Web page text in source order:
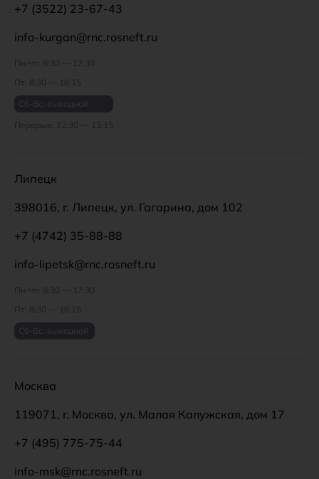
+7 (3522) 23-67-43
info-kurgan@rnc.rosneft.ru
Пн-Чт: 8:30 — 17:30
Пт: 8:30 — 16:15
Сб-Вс: выходной
Перерыв: 12:30 — 13:15
Липецк
398016, г. Липецк, ул. Гагарина, дом 102
+7 (4742) 35-88-88
info-lipetsk@rnc.rosneft.ru
Пн-Чт: 8:30 — 17:30
Пт: 8:30 — 16:15
Сб-Вс: выходной
Москва
119071, г. Москва, ул. Малая Калужская, дом 17
+7 (495) 775-75-44
info-msk@rnc.rosneft.ru